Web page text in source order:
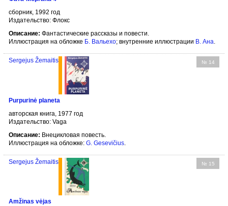
сборник, 1992 год
Издательство: Флокс
Описание: Фантастические рассказы и повести.
Иллюстрация на обложке Б. Вальехо; внутренние иллюстрации В. Ана.
№ 14
Sergejus Žemaitis
Purpurinė planeta
авторская книга, 1977 год
Издательство: Vaga
Описание: Внецикловая повесть.
Иллюстрация на обложке: G. Gesevičius
№ 15
Sergejus Žemaitis
Amžinas vėjas